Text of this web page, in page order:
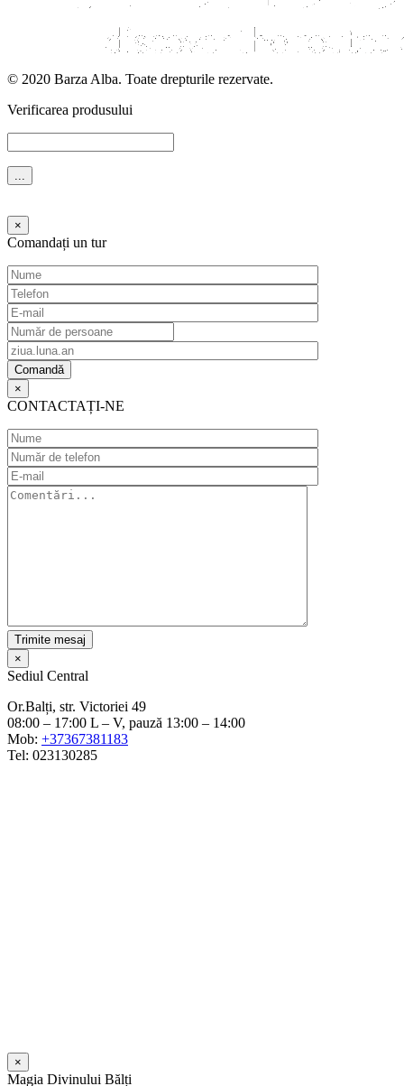
© 2020 Barza Alba. Toate drepturile rezervate.
Verificarea produsului
×
Comandați un tur
×
CONTACTAȚI-NE
×
Sediul Central
Or.Balți, str. Victoriei 49
08:00 – 17:00 L – V, pauză 13:00 – 14:00
Mob: +37367381183
Tel: 023130285
×
Magia Divinului Bălți